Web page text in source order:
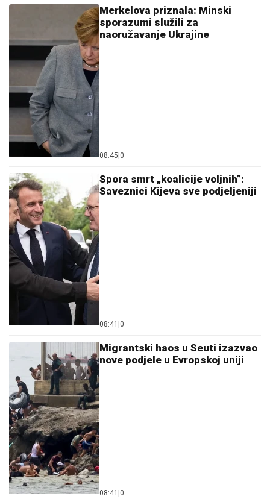
Merkelova priznala: Minski
sporazumi služili za
naoružavanje Ukrajine
08:45|0
Spora smrt „koalicije voljnih”:
Saveznici Kijeva sve podjeljeniji
08:41 |0
Migrantski haos u Seuti izazvao
nove podjele u Evropskoj uniji
08:41 |0